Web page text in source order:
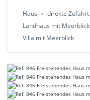
Haus direkte Zufahrt
Landhaus mit Meerblick
Villa mit Meerblick